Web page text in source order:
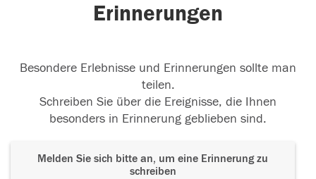
Erinnerungen
Besondere Erlebnisse und Erinnerungen sollte man
teilen.
Schreiben Sie über die Ereignisse, die Ihnen
besonders in Erinnerung geblieben sind.
Melden Sie sich bitte an, um eine Erinnerung zu
schreiben